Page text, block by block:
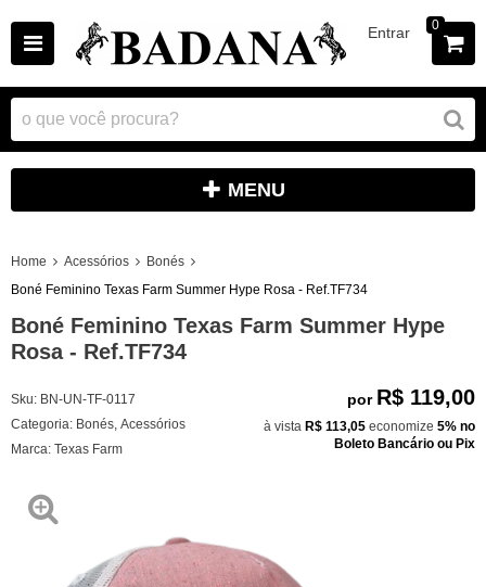
Entrar 0
MENU
Home Acessórios
Bonés
Boné Feminino Texas Farm Summer Hype Rosa - Ref.TF734
Boné Feminino Texas Farm Summer Hype
Rosa - Ref.TF734
Sku: BN-UN-TF-0117
Categoria: Bonés Acessórios
Marca: Texas Farm
por R$ 119,00
à vista R$ 113,05 economize 5% no
Boleto Bancário ou Pix